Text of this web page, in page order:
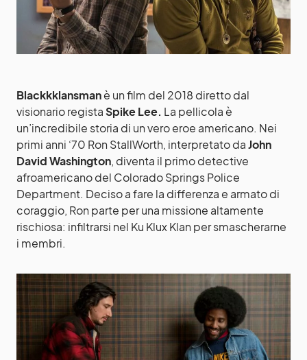
Blackkklansmanè un film del 2018 diretto dal
visionario registaSpike Lee. La pellicola è
un’incredibile storia di un vero eroe americano. Nei
primi anni ‘70 Ron StallWorth, interpretato daJohn
David Washington, diventa il primo detective
afroamericano del Colorado Springs Police
Department. Deciso a fare la differenza e armato di
coraggio, Ron parte per una missione altamente
rischiosa: infiltrarsi nel Ku Klux Klan per smascherarne
i membri.